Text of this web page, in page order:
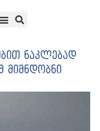
ნაკლებად
მიმნდობნი